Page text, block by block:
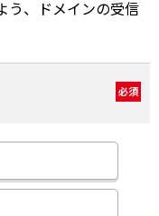
う、ドメインの受信
必須